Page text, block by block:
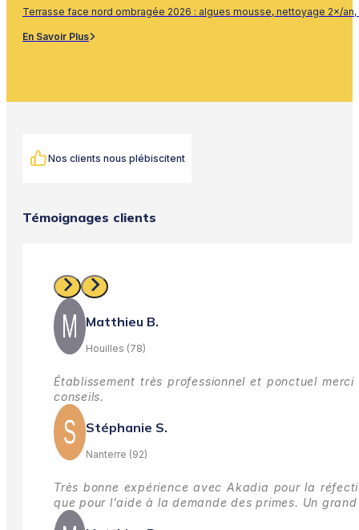
Terrasse face nord ombragée 2026 : algues mousse, nettoyage 2×/
En Savoir Plus
Nos clients nous plébiscitent
Témoignages clients
Matthieu B.
Houilles (78)
Établissement très professionnel et ponctuel
conseils.
Stéphanie S.
Nanterre (92)
Très bonne expérience avec Akadia pour la
que pour l'aide à la demande des primes. Un